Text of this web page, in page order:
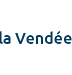
Vendée